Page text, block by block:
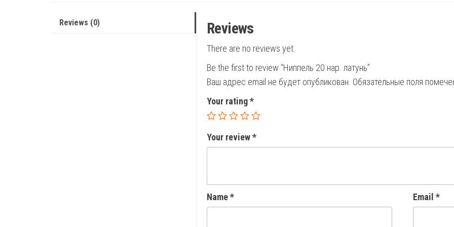
Reviews (0) Reviews
There are no reviews yet.
Be the first to review “Ниппель 20 нар. латунь”
Ваш адрес email не будет опубликован. Обязательные поля
Your rating*
Your review*
Name* Email *